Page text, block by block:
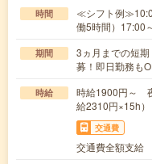
時間
≪シフト例
働5時間）17:00
期間
3ヵ月までの短
募！即日勤務も
時給
時給1900円～
給2310円×15h）
交通費
交通費全額支給